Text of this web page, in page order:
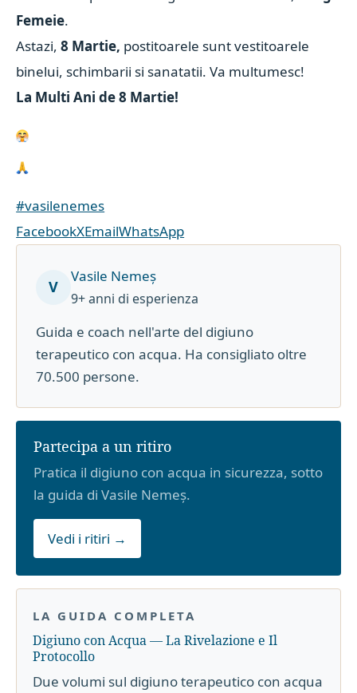
Femeie.
Astazi,8 Martie, postitoarele sunt vestitoarele
binelui, schimbarii si sanatatii. Va multumesc!
La Multi Ani de 8 Martie!
#vasilenemes
FacebookXEmailWhatsApp
V
Vasile Nemeș
9+ anni di esperienza
Guida e coach nell'arte del digiuno
terapeutico con acqua. Ha consigliato oltre
70.500 persone.
Partecipa a un ritiro
Pratica il digiuno con acqua in sicurezza, sotto
la guida di Vasile Nemeș.
Vedi i ritiri →
LA GUIDA COMPLETA
Digiuno con Acqua — La Rivelazione e Il
Protocollo
Due volumi sul digiuno terapeutico con acqua